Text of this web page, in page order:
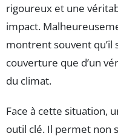
rigoureux et une
impact.
montrent souvent qu’il
couverture que d’un
du climat.
Face à cette situation,
outil clé. Il permet non